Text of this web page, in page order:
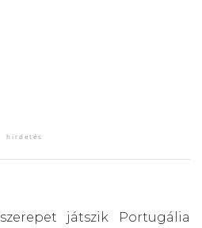
játszik Portugália